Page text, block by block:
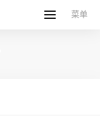
菜单
菜单